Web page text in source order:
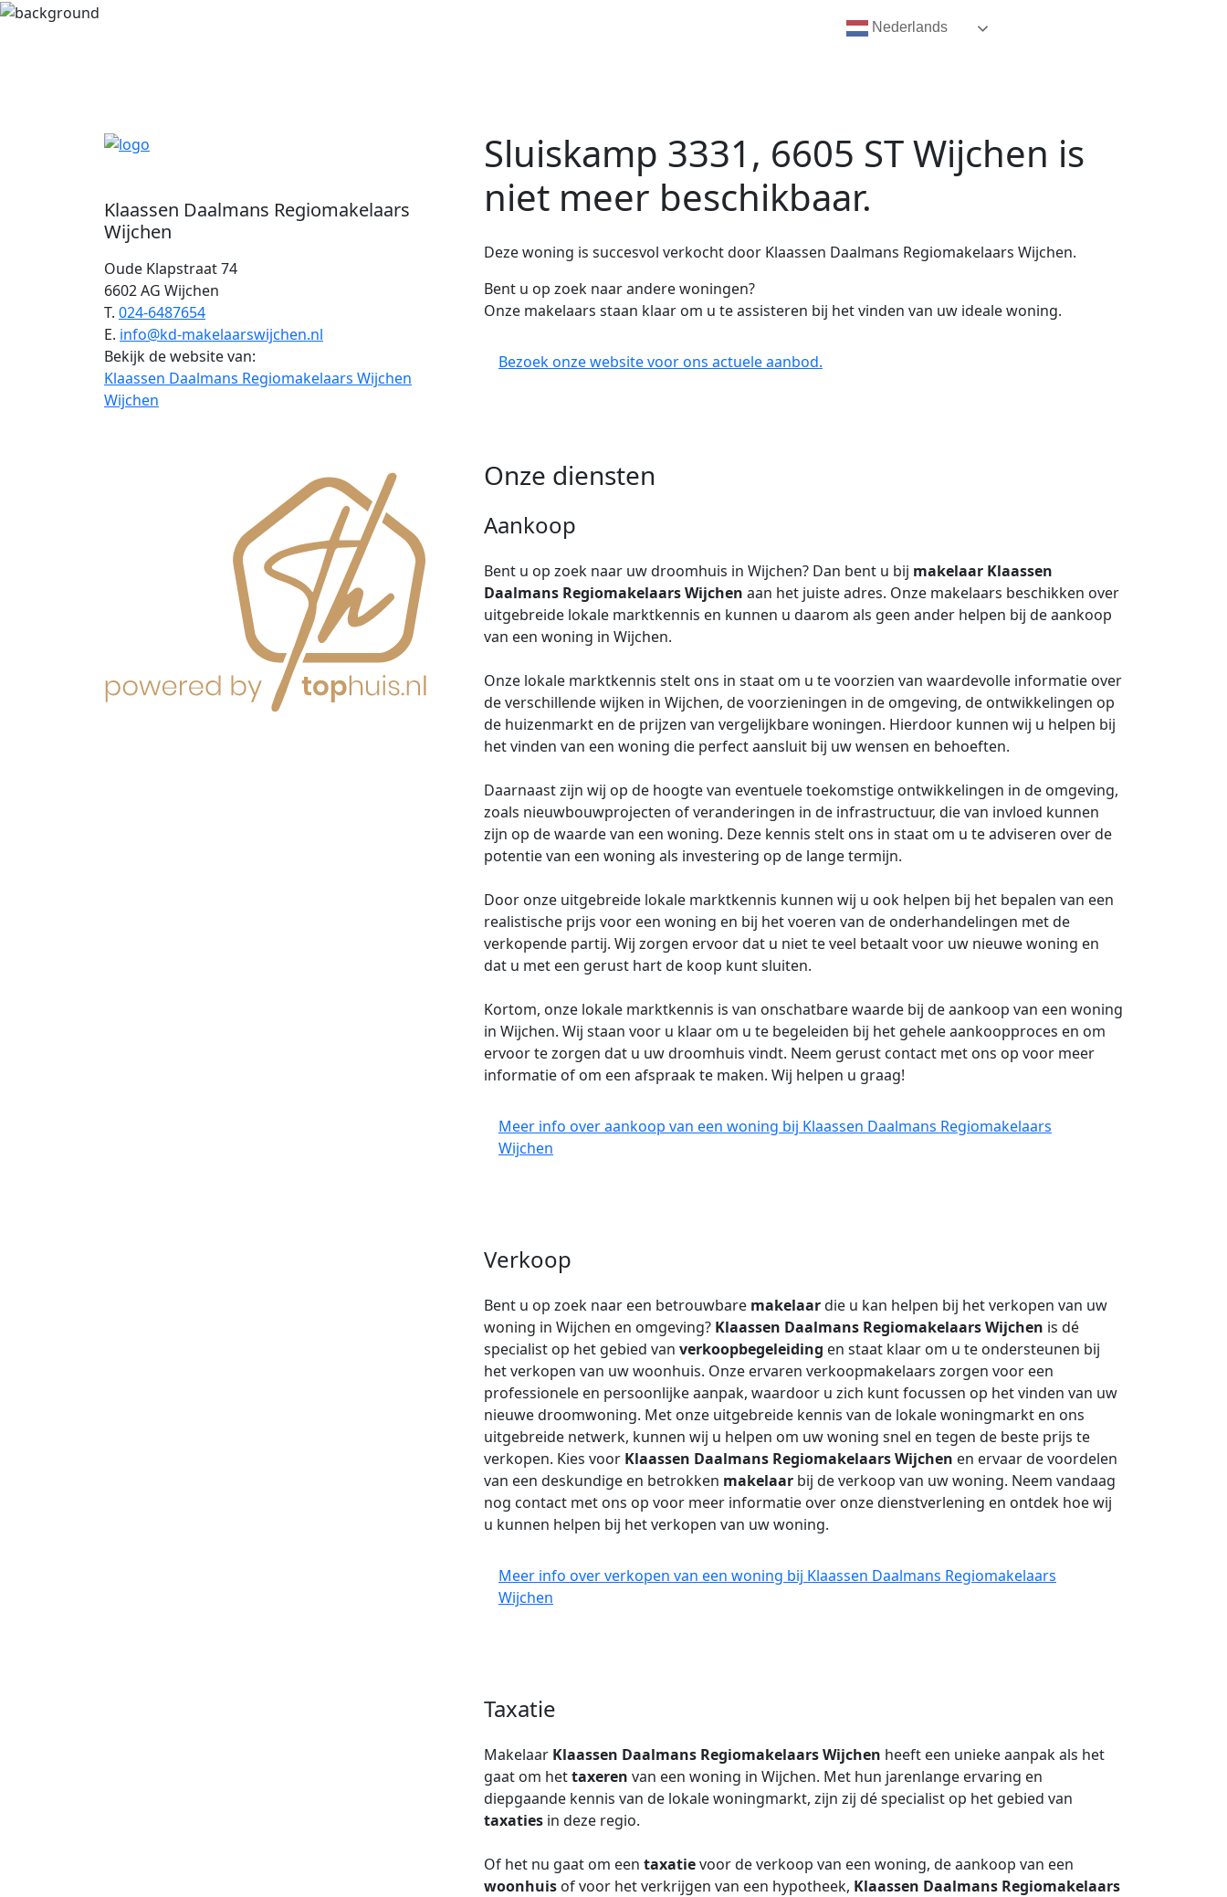
Klaassen Daalmans Regiomakelaars
Wijchen
Oude Klapstraat 74
6602 AG Wijchen
T. 024-6487654
E. info@kd-makelaarswijchen.nl
Bekijk de website van:
Klaassen Daalmans Regiomakelaars Wijchen
Wijchen
Sluiskamp 3331, 6605 ST Wijchen is
niet meer beschikbaar.
Deze woning is succesvol verkocht door Klaassen Daalmans Regiomakelaars Wijchen.
Bent u op zoek naar andere woningen?
Onze makelaars staan klaar om u te assisteren bij het vinden van uw ideale woning.
Bezoek onze website voor ons actuele aanbod.
Onze diensten
Aankoop
Bent u op zoek naar uw droomhuis in Wijchen? Dan bent u bij makelaar Klaassen
Daalmans Regiomakelaars Wijchen aan het juiste adres. Onze makelaars beschikken over
uitgebreide lokale marktkennis en kunnen u daarom als geen ander helpen bij de aankoop
van een woning in Wijchen.
Onze lokale marktkennis stelt ons in staat om u te voorzien van waardevolle informatie over
de verschillende wijken in Wijchen, de voorzieningen in de omgeving, de ontwikkelingen op
de huizenmarkt en de prijzen van vergelijkbare woningen. Hierdoor kunnen wij u helpen bij
het vinden van een woning die perfect aansluit bij uw wensen en behoeften.
Daarnaast zijn wij op de hoogte van eventuele toekomstige ontwikkelingen in de omgeving,
zoals nieuwbouwprojecten of veranderingen in de infrastructuur, die van invloed kunnen
zijn op de waarde van een woning. Deze kennis stelt ons in staat om u te adviseren over de
potentie van een woning als investering op de lange termijn.
Door onze uitgebreide lokale marktkennis kunnen wij u ook helpen bij het bepalen van een
realistische prijs voor een woning en bij het voeren van de onderhandelingen met de
verkopende partij. Wij zorgen ervoor dat u niet te veel betaalt voor uw nieuwe woning en
dat u met een gerust hart de koop kunt sluiten.
Kortom, onze lokale marktkennis is van onschatbare waarde bij de aankoop van een woning
in Wijchen. Wij staan voor u klaar om u te begeleiden bij het gehele aankoopproces en om
ervoor te zorgen dat u uw droomhuis vindt. Neem gerust contact met ons op voor meer
informatie of om een afspraak te maken. Wij helpen u graag!
Meer info over aankoop van een woning bij Klaassen Daalmans Regiomakelaars
Wijchen
Verkoop
Bent u op zoek naar een betrouwbare makelaardie u kan helpen bij het verkopen van uw
woning in Wijchen en omgeving? Klaassen Daalmans Regiomakelaars Wijchen is dé
specialist op het gebied van verkoopbegeleiding en staat klaar om u te ondersteunen bij
het verkopen van uw woonhuis. Onze ervaren verkoopmakelaars zorgen voor een
professionele en persoonlijke aanpak, waardoor u zich kunt focussen op het vinden van uw
nieuwe droomwoning. Met onze uitgebreide kennis van de lokale woningmarkt en ons
uitgebreide netwerk, kunnen wij u helpen om uw woning snel en tegen de beste prijs te
verkopen. Kies voor Klaassen Daalmans Regiomakelaars Wijchen en ervaar de voordelen
van een deskundige en betrokken makelaar bij de verkoop van uw woning. Neem vandaag
nog contact met ons op voor meer informatie over onze dienstverlening en ontdek hoe wij
u kunnen helpen bij het verkopen van uw woning.
Meer info over verkopen van een woning bij Klaassen Daalmans Regiomakelaars
Wijchen
Taxatie
Makelaar Klaassen Daalmans Regiomakelaars Wijchen heeft een unieke aanpak als het
gaat om hettaxeren van een woning in Wijchen. Met hun jarenlange ervaring en
diepgaande kennis van de lokale woningmarkt, zijn zij dé specialist op het gebied van
taxaties in deze regio.
Of het nu gaat om een taxatievoor de verkoop van een woning, de aankoop van een
woonhuis of voor het verkrijgen van een hypotheek, Klaassen Daalmans Regiomakelaars
Nederlands